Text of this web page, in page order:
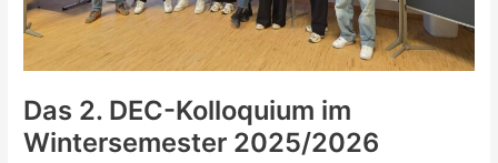
Das 2. DEC-Kolloquium im
Wintersemester 2025/2026